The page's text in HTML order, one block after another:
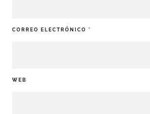
CORREO ELECTRÓNICO *
WEB